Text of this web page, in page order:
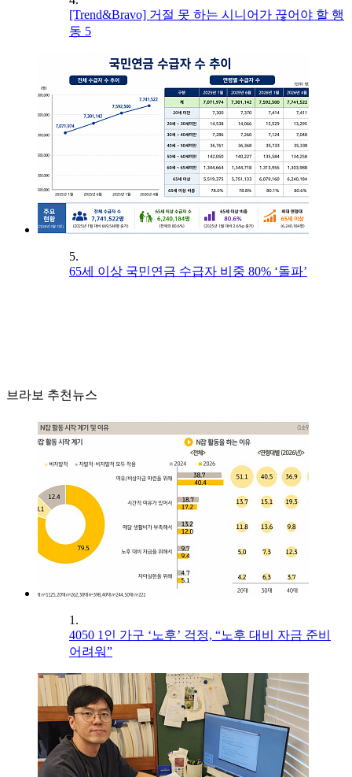
[Trend&Bravo] 거절 못 하는 시니어가 끊어야 할 행
동 5
5.
65세 이상 국민연금 수급자 비중 80% ‘돌파’
브라보 추천뉴스
1.
4050 1인 가구 ‘노후’ 걱정, “노후 대비 자금 준비
어려워”